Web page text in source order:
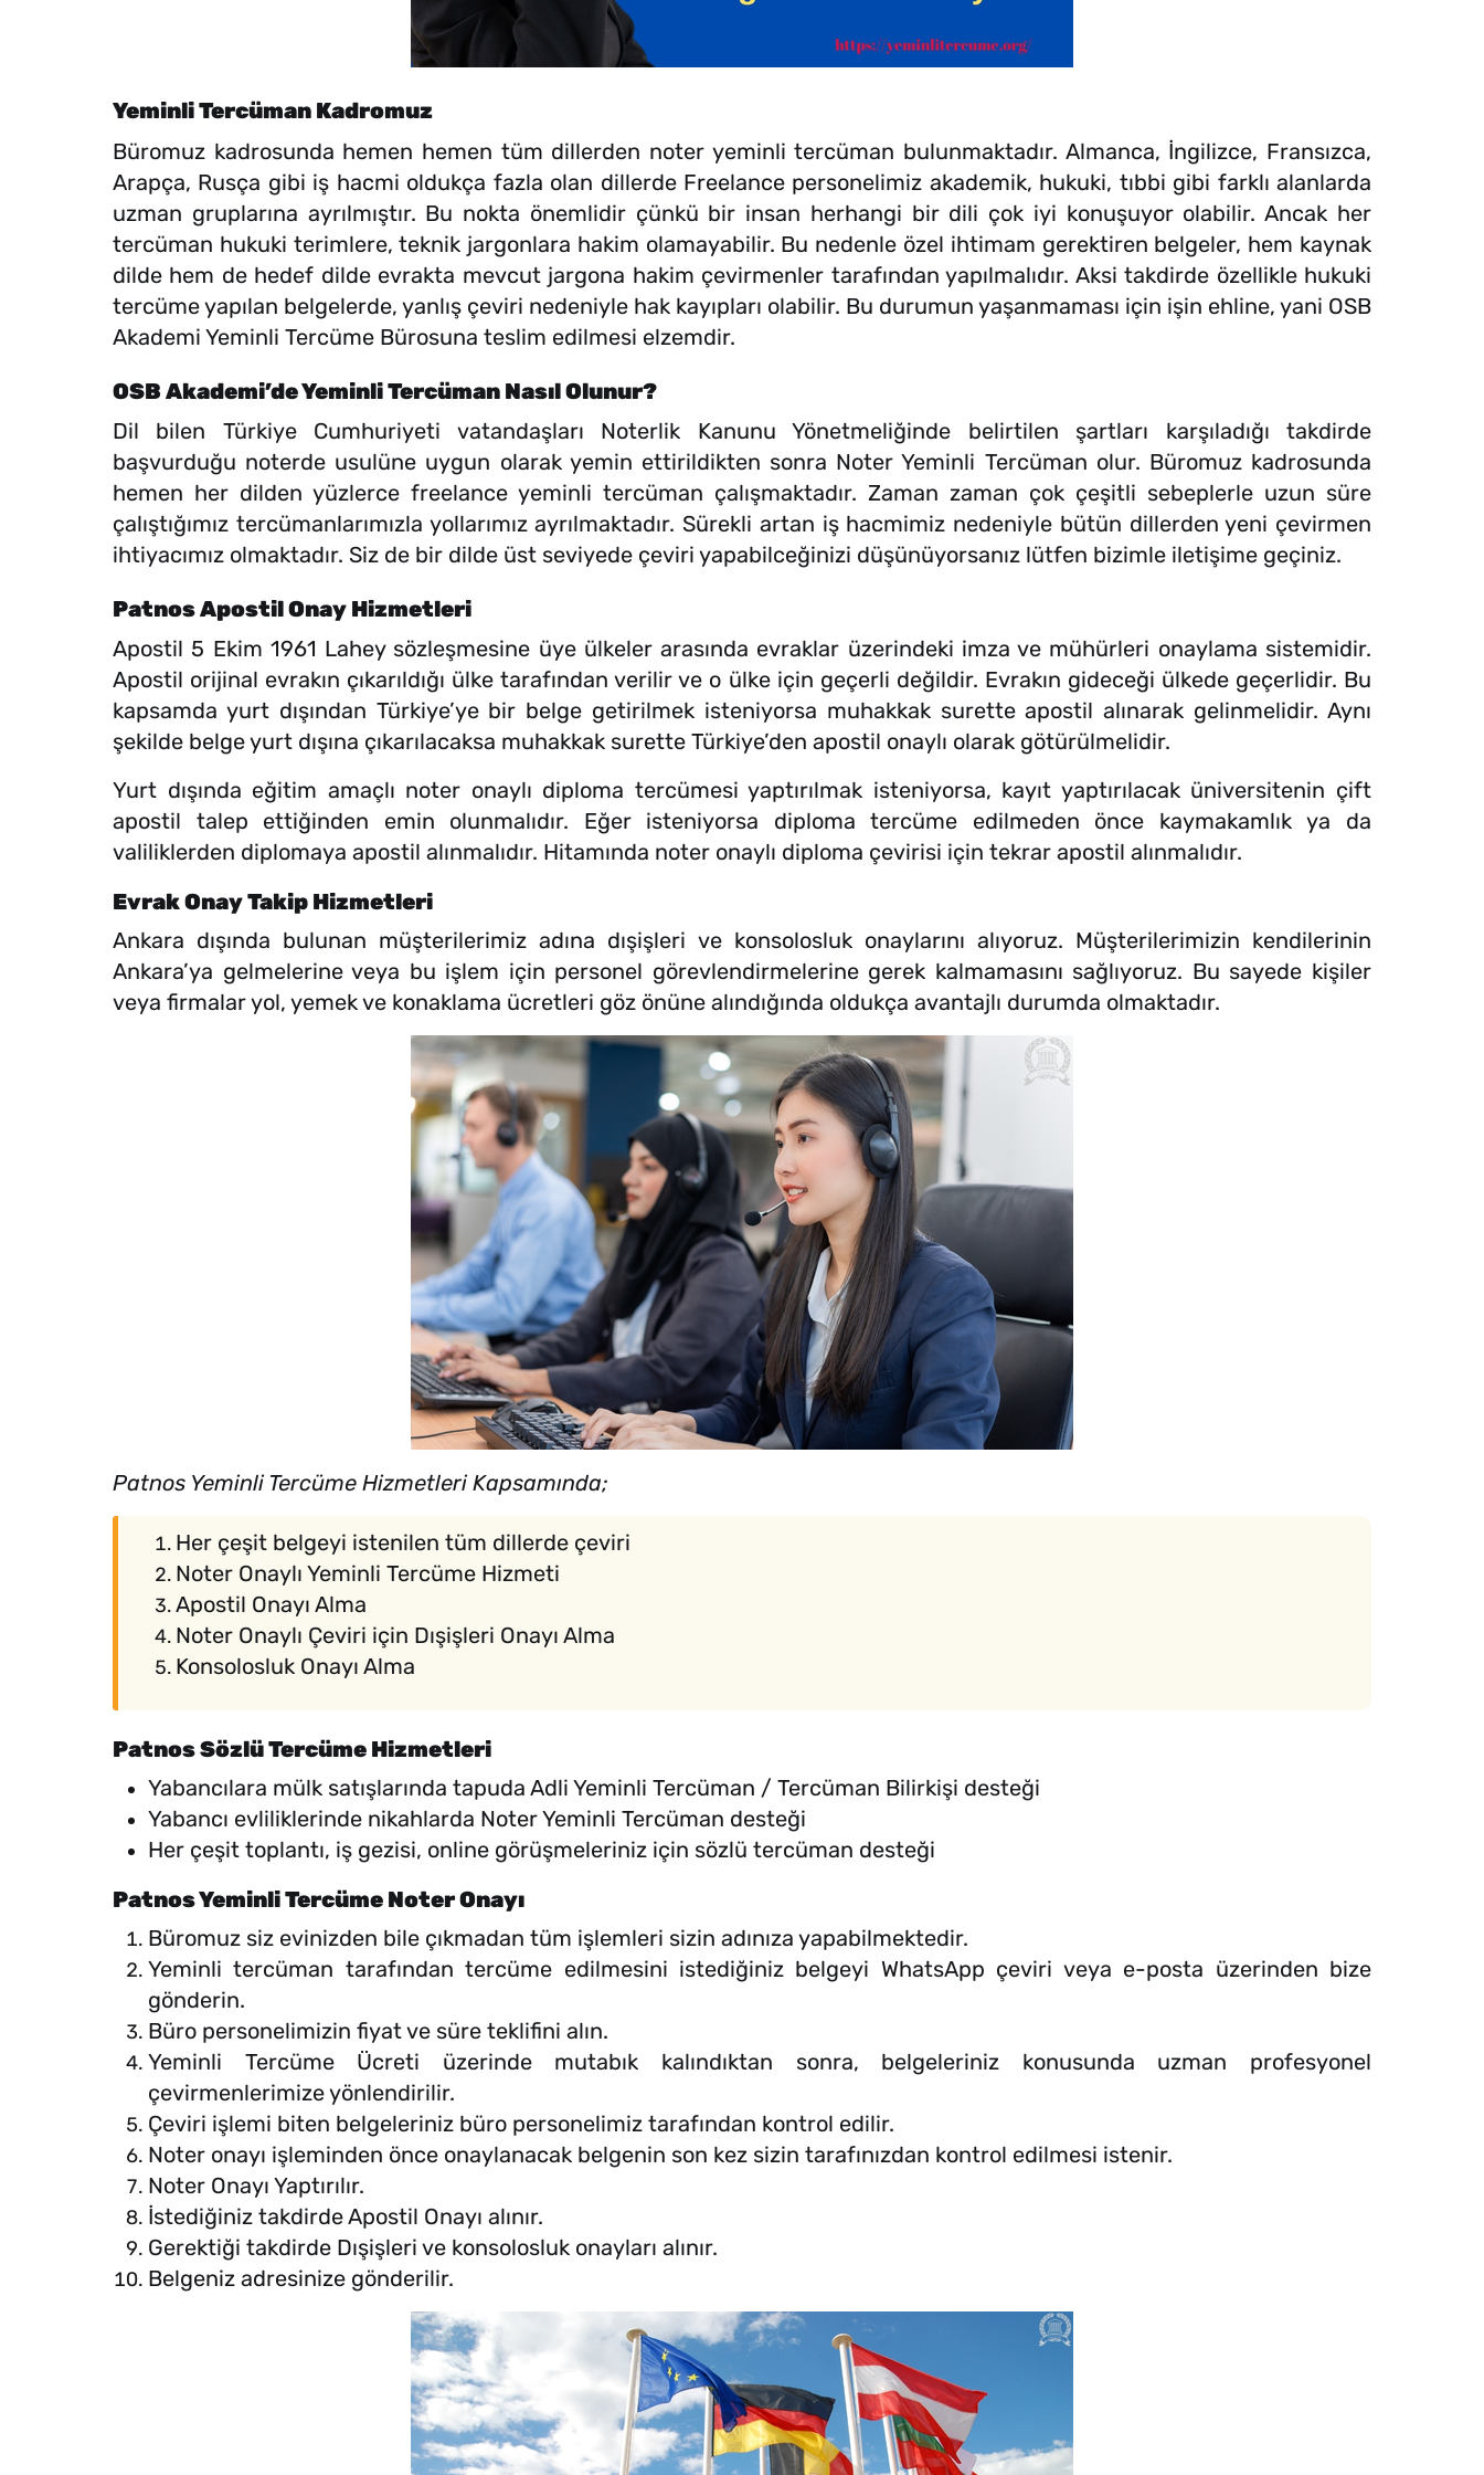
Yeminli Tercüman Kadromuz
Büromuz kadrosunda hemen hemen tüm dillerden noter yeminli tercüman bulunmaktadır. Almanca, İngilizce, Fransızca,
Arapça, Rusça gibi iş hacmi oldukça fazla olan dillerde Freelance personelimiz akademik, hukuki, tıbbi gibi farklı alanlarda
uzman gruplarına ayrılmıştır. Bu nokta önemlidir çünkü bir insan herhangi bir dili çok iyi konuşuyor olabilir. Ancak her
tercüman hukuki terimlere, teknik jargonlara hakim olamayabilir. Bu nedenle özel ihtimam gerektiren belgeler, hem kaynak
dilde hem de hedef dilde evrakta mevcut jargona hakim çevirmenler tarafından yapılmalıdır. Aksi takdirde özellikle hukuki
tercüme yapılan belgelerde, yanlış çeviri nedeniyle hak kayıpları olabilir. Bu durumun yaşanmaması için işin ehline, yani OSB
Akademi Yeminli Tercüme Bürosuna teslim edilmesi elzemdir.
OSB Akademi’de Yeminli Tercüman Nasıl Olunur?
Dil bilen Türkiye Cumhuriyeti vatandaşları Noterlik Kanunu Yönetmeliğinde belirtilen şartları karşıladığı takdirde
başvurduğu noterde usulüne uygun olarak yemin ettirildikten sonra Noter Yeminli Tercüman olur. Büromuz kadrosunda
hemen her dilden yüzlerce freelance yeminli tercüman çalışmaktadır. Zaman zaman çok çeşitli sebeplerle uzun süre
çalıştığımız tercümanlarımızla yollarımız ayrılmaktadır. Sürekli artan iş hacmimiz nedeniyle bütün dillerden yeni çevirmen
ihtiyacımız olmaktadır. Siz de bir dilde üst seviyede çeviri yapabilceğinizi düşünüyorsanız lütfen bizimle iletişime geçiniz.
Patnos Apostil Onay Hizmetleri
Apostil 5 Ekim 1961 Lahey sözleşmesine üye ülkeler arasında evraklar üzerindeki imza ve mühürleri onaylama sistemidir.
Apostil orijinal evrakın çıkarıldığı ülke tarafından verilir ve o ülke için geçerli değildir. Evrakın gideceği ülkede geçerlidir. Bu
kapsamda yurt dışından Türkiye’ye bir belge getirilmek isteniyorsa muhakkak surette apostil alınarak gelinmelidir. Aynı
şekilde belge yurt dışına çıkarılacaksa muhakkak surette Türkiye’den apostil onaylı olarak götürülmelidir.
Yurt dışında eğitim amaçlı noter onaylı diploma tercümesi yaptırılmak isteniyorsa, kayıt yaptırılacak üniversitenin çift
apostil talep ettiğinden emin olunmalıdır. Eğer isteniyorsa diploma tercüme edilmeden önce kaymakamlık ya da
valiliklerden diplomaya apostil alınmalıdır. Hitamında noter onaylı diploma çevirisi için tekrar apostil alınmalıdır.
Evrak Onay Takip Hizmetleri
Ankara dışında bulunan müşterilerimiz adına dışişleri ve konsolosluk onaylarını alıyoruz. Müşterilerimizin kendilerinin
Ankara’ya gelmelerine veya bu işlem için personel görevlendirmelerine gerek kalmamasını sağlıyoruz. Bu sayede kişiler
veya firmalar yol, yemek ve konaklama ücretleri göz önüne alındığında oldukça avantajlı durumda olmaktadır.
Patnos Yeminli Tercüme Hizmetleri Kapsamında;
Her çeşit belgeyi istenilen tüm dillerde çeviri
Noter Onaylı Yeminli Tercüme Hizmeti
Apostil Onayı Alma
Noter Onaylı Çeviri için Dışişleri Onayı Alma
Konsolosluk Onayı Alma
Patnos Sözlü Tercüme Hizmetleri
Yabancılara mülk satışlarında tapuda Adli Yeminli Tercüman / Tercüman Bilirkişi desteği
Yabancı evliliklerinde nikahlarda Noter Yeminli Tercüman desteği
Her çeşit toplantı, iş gezisi, online görüşmeleriniz için sözlü tercüman desteği
Patnos Yeminli Tercüme Noter Onayı
Büromuz siz evinizden bile çıkmadan tüm işlemleri sizin adınıza yapabilmektedir.
Yeminli tercüman tarafından tercüme edilmesini istediğiniz belgeyi WhatsApp çeviri veya e-posta üzerinden bize
gönderin.
Büro personelimizin fiyat ve süre teklifini alın.
Yeminli Tercüme Ücreti üzerinde mutabık kalındıktan sonra, belgeleriniz konusunda uzman profesyonel
çevirmenlerimize yönlendirilir.
Çeviri işlemi biten belgeleriniz büro personelimiz tarafından kontrol edilir.
Noter onayı işleminden önce onaylanacak belgenin son kez sizin tarafınızdan kontrol edilmesi istenir.
Noter Onayı Yaptırılır.
İstediğiniz takdirde Apostil Onayı alınır.
Gerektiği takdirde Dışişleri ve konsolosluk onayları alınır.
Belgeniz adresinize gönderilir.